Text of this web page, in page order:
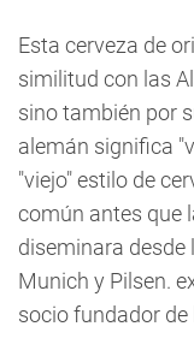
Esta cerveza de
similitud con las
sino también por
alemán significa
"viejo" estilo de
común antes que
diseminara desde
Munich y Pilsen.
socio fundador de